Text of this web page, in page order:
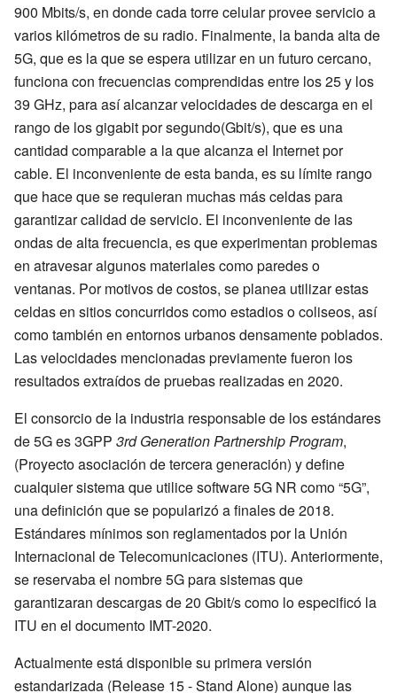
900 Mbits/s, en donde cada torre celular provee servicio a
varios kilómetros de su radio. Finalmente, la banda alta de
5G, que es la que se espera utilizar en un futuro cercano,
funciona con frecuencias comprendidas entre los 25 y los
39 GHz, para así alcanzar velocidades de descarga en el
rango de los gigabit por segundo(Gbit/s), que es una
cantidad comparable a la que alcanza el Internet por
cable. El inconveniente de esta banda, es su límite rango
que hace que se requieran muchas más celdas para
garantizar calidad de servicio. El inconveniente de las
ondas de alta frecuencia, es que experimentan problemas
en atravesar algunos materiales como paredes o
ventanas. Por motivos de costos, se planea utilizar estas
celdas en sitios concurridos como estadios o coliseos, así
como también en entornos urbanos densamente poblados.
Las velocidades mencionadas previamente fueron los
resultados extraídos de pruebas realizadas en 2020.
El consorcio de la industria responsable de los estándares
de 5G es 3GPP 3rd Generation Partnership Program,
(Proyecto asociación de tercera generación) y define
cualquier sistema que utilice software 5G NR como “5G”,
una definición que se popularizó a finales de 2018.
Estándares mínimos son reglamentados por la Unión
Internacional de Telecomunicaciones (ITU). Anteriormente,
se reservaba el nombre 5G para sistemas que
garantizaran descargas de 20 Gbit/s como lo especificó la
ITU en el documento IMT-2020.
Actualmente está disponible su primera versión
estandarizada (Release 15 - Stand Alone) aunque las